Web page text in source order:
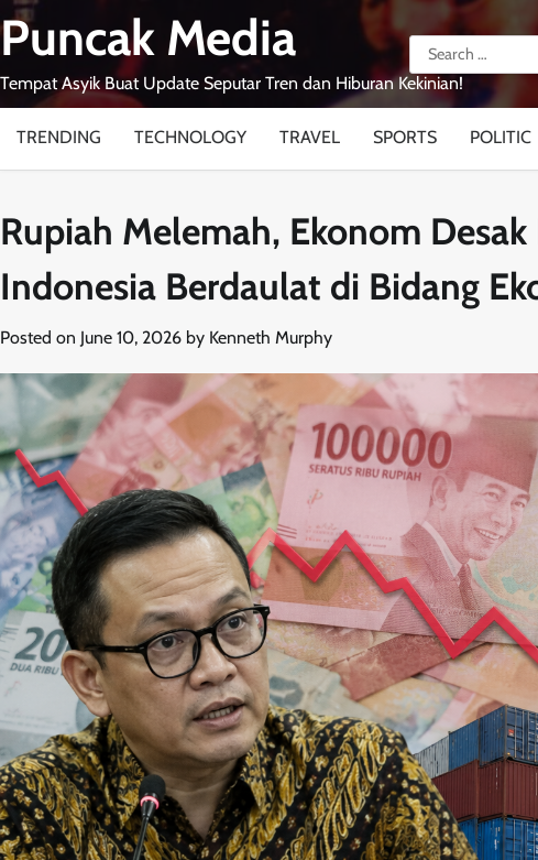
Skip
to
Puncak Media
Tempat Asyik Buat Update Seputar Tren dan Hiburan Kekinian!
Search
for:
TRENDING TECHNOLOGY TRAVEL SPORTS POLITIC
Rupiah Melemah, Ekonom
Indonesia Berdaulat di Bidang
Posted on June 10, 2026 by Kenneth Murphy